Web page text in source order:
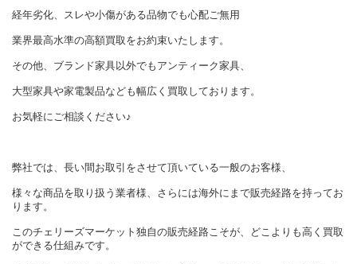
経年劣化、スレや小傷がある品物でも心配ご無用
業界最高水準の高額買取をお約束いたします。
その他、ブランド家具以外でもアンティーク家具、
大型家具や家電製品なども幅広く買取しております。
お気軽にご相談ください♪
弊社では、長い間お取引をさせて頂いている一般のお客様、
様々な商品を取り扱う業者様、さらには海外にまで販売経路を持ってお
ります。
このチェリーズマーケット独自の販売経路こそが、どこよりも高く買取
ができる仕組みです。